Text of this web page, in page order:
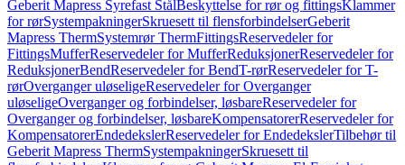
Geberit Mapress Syrefast StålBeskyttelse for rør og fittingsKlammer
for rørSystempakningerSkruesett til flensforbindelserGeberit
Mapress ThermSystemrør ThermFittingsReservedeler for
FittingsMufferReservedeler for MufferReduksjonerReservedeler for
ReduksjonerBendReservedeler for BendT-rørReservedeler for T-
rørOverganger uløseligeReservedeler for Overganger
uløseligeOverganger og forbindelser, løsbareReservedeler for
Overganger og forbindelser, løsbareKompensatorerReservedeler for
KompensatorerEndedekslerReservedeler for EndedekslerTilbehør til
Geberit Mapress ThermSystempakningerSkruesett til